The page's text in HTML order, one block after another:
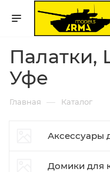
Палатки,
Уфе
Главная — Каталог
Аксессуары
Домики для